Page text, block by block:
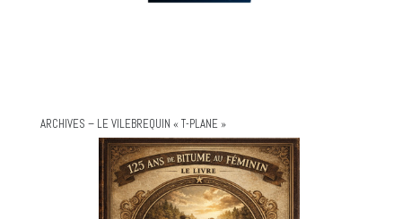
ARCHIVES – LE VILEBREQUIN « T-PLANE »